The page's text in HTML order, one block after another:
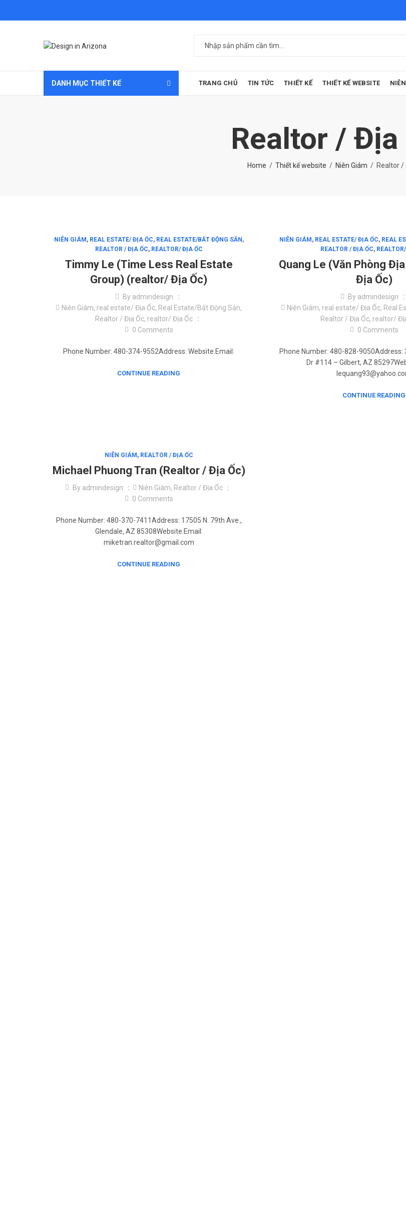
DANH MỤC THIẾT KẾ TRANG CHỦ TIN TỨC THIẾT KẾ THIẾT KẾ WEBSITE
Realtor / Địa
Home Thiết kế website Niên Giám Realtor /
NIÊN GIÁM, REAL ESTATE/ ĐỊA ỐC, REAL ESTATE/BẤT ĐỘNG SẢN,
REALTOR / ĐỊA ỐC, REALTOR/ ĐỊA ỐC
Timmy Le (Time Less Real Estate
Group) (realtor/ Địa Ốc)
By admindesign
Niên Giám, real estate/ Địa Ốc, Real Estate/Bất Động Sản,
Realtor / Địa Ốc, realtor/ Địa Ốc
0 Comments
Phone Number: 480-374-9552Address: Website:Email:
CONTINUE READING
NIÊN GIÁM, REAL ESTATE/ ĐỊA ỐC, REAL
REALTOR / ĐỊA ỐC,
Quang Le (Văn Phòng
Địa Ốc)
By admindesign
Niên Giám, real estate/ Địa Ốc, Real
Realtor / Địa Ốc, realtor/
0 Comments
Phone Number: 480-828-9050Address:
Dr #114 – Gilbert, AZ
CONTINUE READING
NIÊN GIÁM , REALTOR / ĐỊA ỐC
Michael Phuong Tran (Realtor / Địa Ốc)
By admindesign Niên Giám, Realtor / Địa Ốc
0 Comments
Phone Number: 480-370-7411Address: 17505 N. 79th Ave.,
Glendale, AZ 85308Website:Email:
miketran.realtor@gmail.com
CONTINUE READING